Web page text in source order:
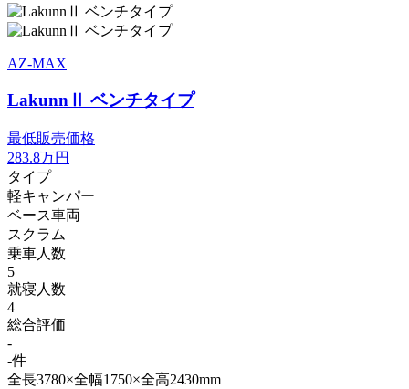
AZ-MAX
LakunnⅡ ベンチタイプ
最低販売価格
283.8万円
タイプ
軽キャンパー
ベース車両
スクラム
乗車人数
5
就寝人数
4
総合評価
-
-件
全長3780×全幅1750×全高2430mm